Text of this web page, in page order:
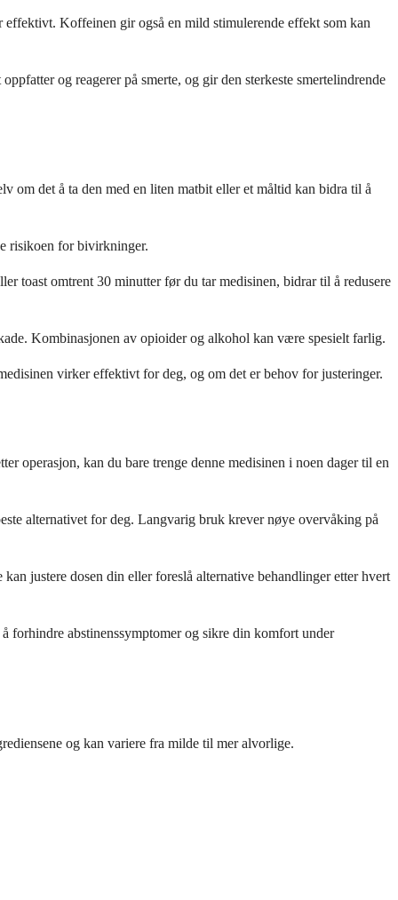
Koffeinen gir også en mild stimulerende effekt som kan
og reagerer på smerte, og gir den sterkeste smertelindrende
om det å ta den med en liten matbit eller et måltid kan bidra til å
risikoen for bivirkninger.
toast omtrent 30 minutter før du tar medisinen, bidrar til å redusere
Kombinasjonen av opioider og alkohol kan være spesielt farlig.
virker effektivt for deg, og om det er behov for justeringer.
operasjon, kan du bare trenge denne medisinen i noen dager til en
alternativet for deg. Langvarig bruk krever nøye overvåking på
justere dosen din eller foreslå alternative behandlinger etter hvert
forhindre abstinenssymptomer og sikre din komfort under
og kan variere fra milde til mer alvorlige.